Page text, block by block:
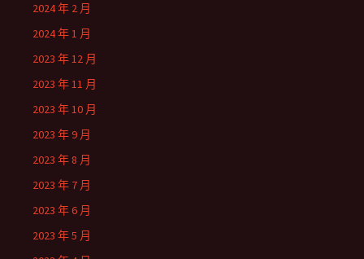
2024 年 2 月
2024 年 1 月
2023 年 12 月
2023 年 11 月
2023 年 10 月
2023 年 9 月
2023 年 8 月
2023 年 7 月
2023 年 6 月
2023 年 5 月